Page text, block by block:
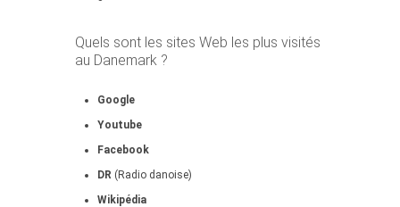
Quels sont les sites Web les plus visités
au Danemark ?
Google
Youtube
Facebook
DR (Radio danoise)
Wikipédia